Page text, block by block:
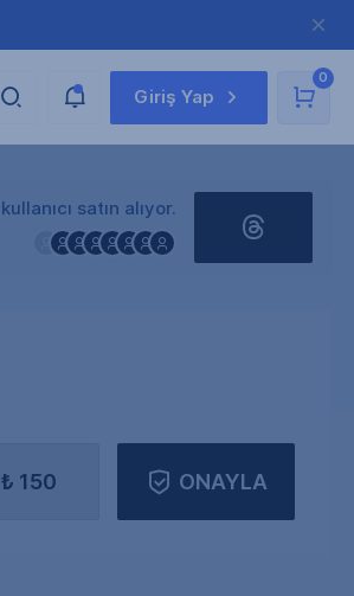
Giriş Yap
0
kullanıcı satın alıyor.
₺ 150 ONAYLA